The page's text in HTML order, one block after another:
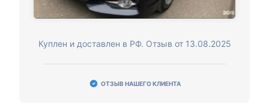
Куплен и доставлен в РФ. Отзыв от 13.08.2025
ОТЗЫВ НАШЕГО КЛИЕНТА